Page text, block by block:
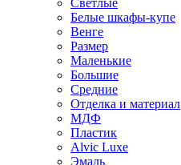
Светлые
Белые шкафы-купе
Венге
Размер
Маленькие
Большие
Средние
Отделка и материал
МДФ
Пластик
Alvic Luxe
Эмаль